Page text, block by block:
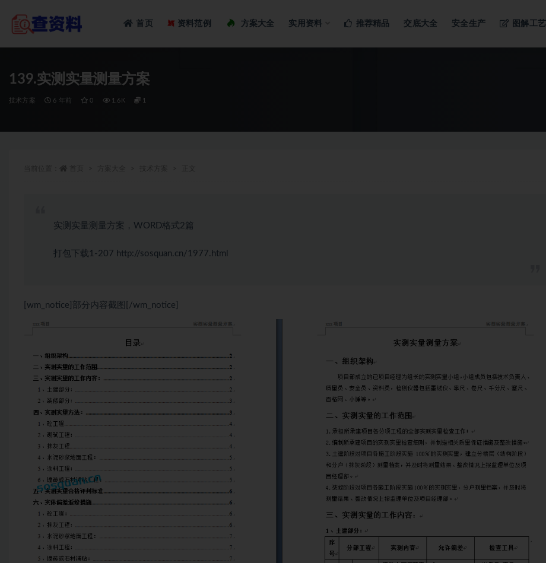
首页 资料范例 Loading…
方案大全 实用资料 推荐精品 交底大全 安全生产 图解工艺
139.实测实量测量方案
技术方案 6 年前 0 1.6K 1
实测实量测量方案，WORD格式2篇
打包下载1-207 http://sosquan.cn/1977.html
[wm_notice]部分内容截图[/wm_notice]